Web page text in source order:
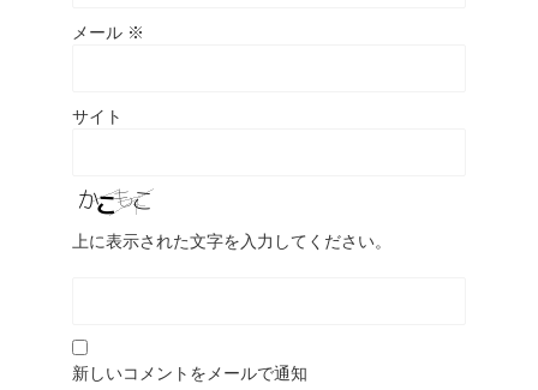
メール ※
サイト
上に表示された文字を入力してください。
新しいコメントをメールで通知